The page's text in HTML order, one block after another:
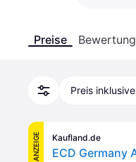
Preise
Preis
ANZEIGE Kaufland.de